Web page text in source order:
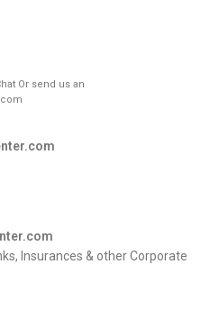
Or send us an
Insurances & other Corporate